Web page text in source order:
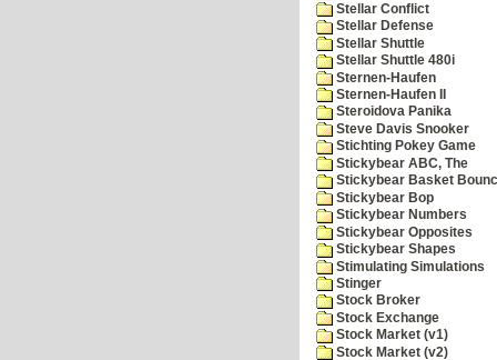
Stellar Conflict
Stellar Defense
Stellar Shuttle
Stellar Shuttle 480i
Sternen-Haufen
Sternen-Haufen II
Steroidova Panika
Steve Davis Snooker
Stichting Pokey Game
Stickybear ABC, The
Stickybear Basket
Stickybear Bop
Stickybear Numbers
Stickybear Opposites
Stickybear Shapes
Stimulating Simulations
Stinger
Stock Broker
Stock Exchange
Stock Market (v1)
Stock Market (v2)